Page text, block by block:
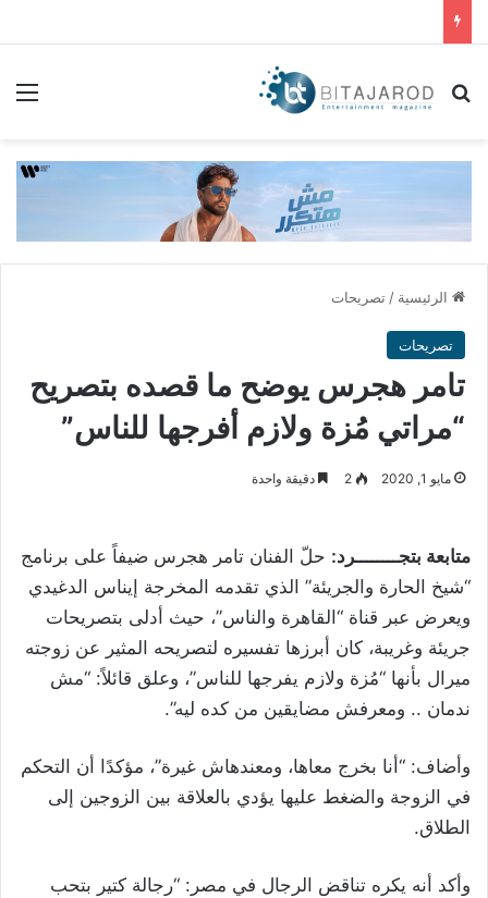
بحث عن
الرئيسية / تصريحات
تصريحات
تامر هجرس يوضح ما قصده بتصريح
“مراتي مُزة ولازم أفرجها للناس”
مايو 1, 2020 2 دقيقة واحدة
متابعة بتجــــــــرد: حلّ الفنان تامر هجرس ضيفاً على برنامج
“شيخ الحارة والجريئة” الذي تقدمه المخرجة إيناس الدغيدي
ويعرض عبر قناة “القاهرة والناس”، حيث أدلى بتصريحات
جريئة وغريبة، كان أبرزها تفسيره لتصريحه المثير عن زوجته
ميرال بأنها “مُزة ولازم يفرجها للناس”، وعلق قائلاً: “مش
ندمان .. ومعرفش مضايقين من كده ليه”.
وأضاف: “أنا بخرج معاها، ومعندهاش غيرة”، مؤكدًا أن التحكم
في الزوجة والضغط عليها يؤدي بالعلاقة بين الزوجين إلى
الطلاق.
وأكد أنه يكره تناقض الرجال في مصر: “رجالة كتير بتحب